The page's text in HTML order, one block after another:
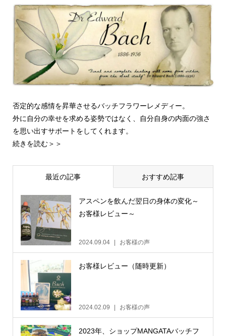
否定的な感情を昇華させるバッチフラワーレメディー。
外に自分の幸せを求める姿勢ではなく、自分自身の内面の強さ
を思い出すサポートをしてくれます。
続きを読む＞＞
最近の記事 おすすめ記事
アスペンを飲んだ翌日の身体の変化～
お客様レビュー～
2024.09.04 お客様の声
お客様レビュー（随時更新）
2024.02.09 お客様の声
2023年、ショップMANGATAバッチフ